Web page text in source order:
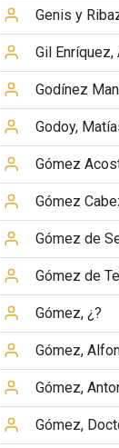
Genis y
Gil Enríquez,
Godínez
Godoy,
Gómez
Gómez
Gómez de
Gómez de
Gómez, ¿?
Gómez,
Gómez,
Gómez,